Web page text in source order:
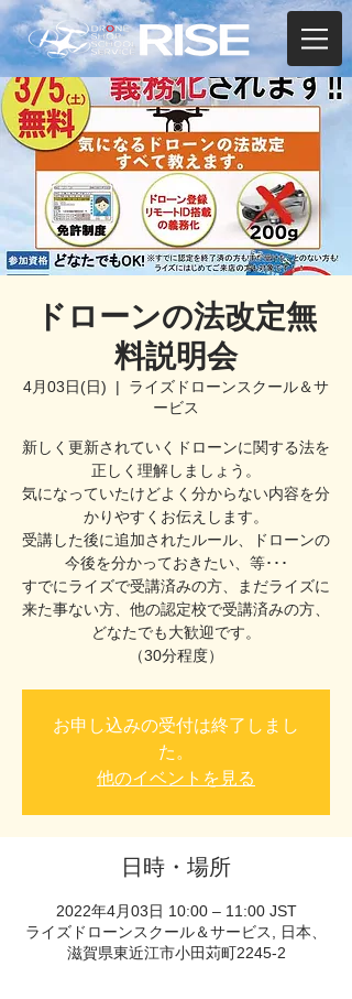
ドローンの法改定無
料説明会
4月03日(日)
  |
ライズドローンスクール＆サ
ービス
新しく更新されていくドローンに関する法を
正しく理解しましょう。
気になっていたけどよく分からない内容を分
かりやすくお伝えします。
受講した後に追加されたルール、ドローンの
今後を分かっておきたい、等･･･
すでにライズで受講済みの方、まだライズに
来た事ない方、他の認定校で受講済みの方、
どなたでも大歓迎です。
（30分程度）
お申し込みの受付は終了しまし
た。
他のイベントを見る
日時・場所
2022年4月03日 10:00 – 11:00 JST
ライズドローンスクール＆サービス, 日本、
滋賀県東近江市小田苅町2245-2